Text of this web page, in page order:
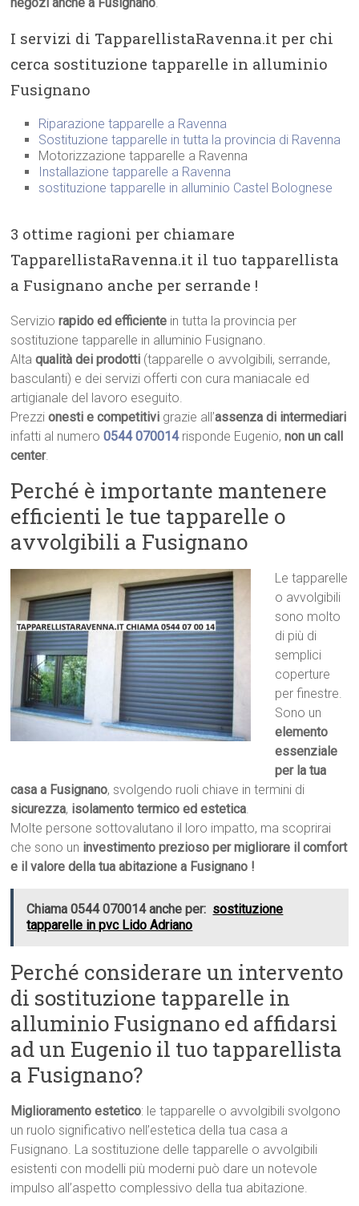
I servizi di TapparellistaRavenna.it per chi
cerca sostituzione tapparelle in alluminio
Fusignano
Riparazione tapparelle a Ravenna
Sostituzione tapparelle in tutta la provincia di Ravenna
Motorizzazione tapparelle a Ravenna
Installazione tapparelle a Ravenna
sostituzione tapparelle in alluminio Castel Bolognese
3 ottime ragioni per chiamare
TapparellistaRavenna.it il tuo tapparellista
a Fusignano anche per serrande !
Serviziorapido ed efficiente in tutta la provincia per
sostituzione tapparelle in alluminio Fusignano.
Altaqualità dei prodotti (tapparelle o avvolgibili, serrande,
basculanti) e dei servizi offerti con cura maniacale ed
artigianale del lavoro eseguito.
Prezzionesti e competitivi grazie all’assenza di intermediari
infatti al numero0544 070014 risponde Eugenio,non un call
center.
Perché è importante mantenere
efficienti le tue tapparelle o
avvolgibili a Fusignano
Le tapparelle
o avvolgibili
sono molto
di più di
semplici
coperture
per finestre.
Sono un
elemento
essenziale
per la tua
casa a Fusignano, svolgendo ruoli chiave in termini di
sicurezza, isolamento termico ed estetica.
Molte persone sottovalutano il loro impatto, ma scoprirai
che sono un investimento prezioso per migliorare il comfort
e il valore della tua abitazione a Fusignano !
Chiama 0544 070014 anche per: sostituzione
tapparelle in pvc Lido Adriano
Perché considerare un intervento
di sostituzione tapparelle in
alluminio Fusignano ed affidarsi
ad un Eugenio il tuo tapparellista
a Fusignano?
Miglioramento estetico: le tapparelle o avvolgibili svolgono
un ruolo significativo nell’estetica della tua casa a
Fusignano. La sostituzione delle tapparelle o avvolgibili
esistenti con modelli più moderni può dare un notevole
impulso all’aspetto complessivo della tua abitazione.